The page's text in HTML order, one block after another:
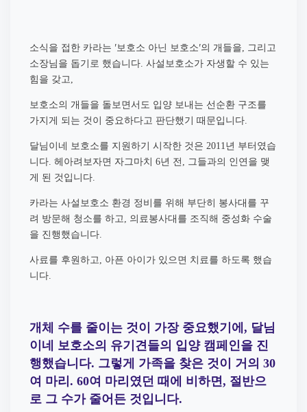
소식을 접한 카라는 '보호소 아닌 보호소'의 개들을, 그리고
소장님을 돕기로 했습니다. 사설보호소가 자생할 수 있는
힘을 갖고 ,
보호소의 개들을 돌보면서도 입양 보내는 선순환 구조를
가지게 되는 것이 중요하다고 판단했기 때문입니다.
달님이네 보호소를 지원하기 시작한 것은 2011년 부터였습
니다. 헤아려보자면 자그마치 6년 전 , 그들과의 인연을 맺
게 된 것입니다.
카라는 사설보호소 환경 정비를 위해 부단히 봉사대를 꾸
려 방문해 청소를 하고 , 의료봉사대를 조직해 중성화 수술
을 진행했습니다.
사료를 후원하고 , 아픈 아이가 있으면 치료를 하도록 했습
니다.
개체 수를 줄이는 것이 가장 중요했기에 , 달님
이네 보호소의 유기견들의 입양 캠페인을 진
행했습니다. 그렇게 가족을 찾은 것이 거의 30
여 마리 . 60여 마리였던 때에 비하면 , 절반으
로 그 수가 줄어든 것입니다.